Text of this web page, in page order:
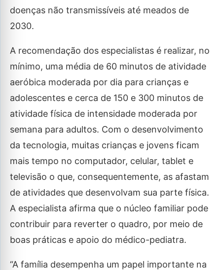
doenças não transmissíveis até meados de
2030.
A recomendação dos especialistas é realizar, no
mínimo, uma média de 60 minutos de atividade
aeróbica moderada por dia para crianças e
adolescentes e cerca de 150 e 300 minutos de
atividade física de intensidade moderada por
semana para adultos. Com o desenvolvimento
da tecnologia, muitas crianças e jovens ficam
mais tempo no computador, celular, tablet e
televisão o que, consequentemente, as afastam
de atividades que desenvolvam sua parte física.
A especialista afirma que o núcleo familiar pode
contribuir para reverter o quadro, por meio de
boas práticas e apoio do médico-pediatra.
“A família desempenha um papel importante na